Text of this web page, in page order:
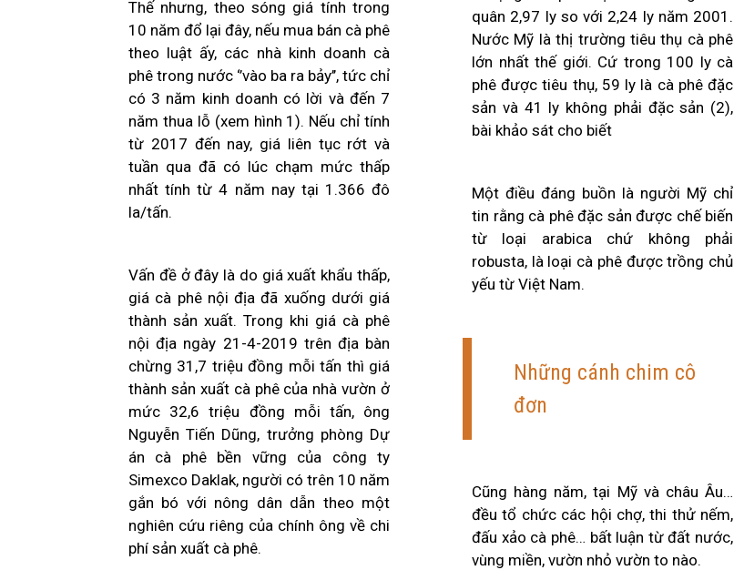
Thế nhưng, theo sóng giá tính trong
10 năm đổ lại đây, nếu mua bán cà phê
theo luật ấy, các nhà kinh doanh cà
phê trong nước ‘’vào ba ra bảy’’, tức chỉ
có 3 năm kinh doanh có lời và đến 7
năm thua lỗ (xem hình 1). Nếu chỉ tính
từ 2017 đến nay, giá liên tục rớt và
tuần qua đã có lúc chạm mức thấp
nhất tính từ 4 năm nay tại 1.366 đô
la/tấn.
Vấn đề ở đây là do giá xuất khẩu thấp,
giá cà phê nội địa đã xuống dưới giá
thành sản xuất. Trong khi giá cà phê
nội địa ngày 21-4-2019 trên địa bàn
chừng 31,7 triệu đồng mỗi tấn thì giá
thành sản xuất cà phê của nhà vườn ở
mức 32,6 triệu đồng mỗi tấn, ông
Nguyễn Tiến Dũng, trưởng phòng Dự
án cà phê bền vững của công ty
Simexco Daklak, người có trên 10 năm
gắn bó với nông dân dẫn theo một
nghiên cứu riêng của chính ông về chi
phí sản xuất cà phê.
quân 2,97 ly so với 2,24 ly năm 2001.
Nước Mỹ là thị trường tiêu thụ cà phê
lớn nhất thế giới. Cứ trong 100 ly cà
phê được tiêu thụ, 59 ly là cà phê đặc
sản và 41 ly không phải đặc sản (2),
bài khảo sát cho biết
Một điều đáng buồn là người Mỹ chỉ
tin rằng cà phê đặc sản được chế biến
từ loại arabica chứ không phải
robusta, là loại cà phê được trồng chủ
yếu từ Việt Nam.
Những cánh chim cô
đơn
Cũng hàng năm, tại Mỹ và châu Âu…
đều tổ chức các hội chợ, thi thử nếm,
đấu xảo cà phê… bất luận từ đất nước,
vùng miền, vườn nhỏ vườn to nào.